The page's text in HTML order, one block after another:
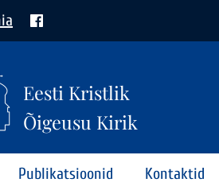
Eesti Kristlik
Õigeusu Kirik
Publikatsioonid Kontaktid